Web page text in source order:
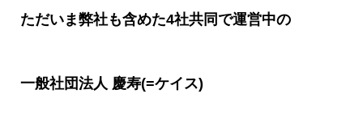
ただいま弊社も含めた4社共同で運営中の
一般社団法人 慶寿(=ケイス)